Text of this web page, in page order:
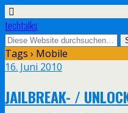
techtalks
Tags › Mobile
16. Juni 2010
JAILBREAK- /